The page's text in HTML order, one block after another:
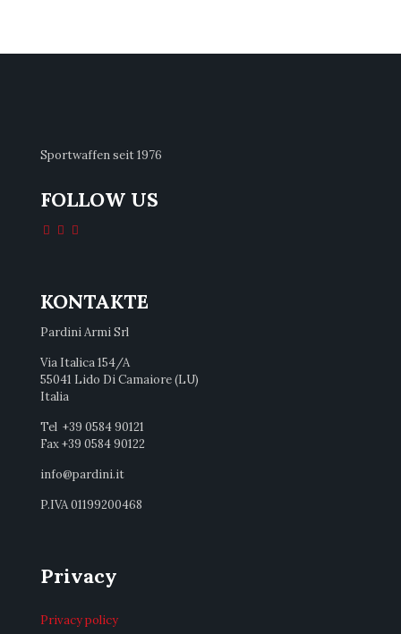
Sportwaffen seit 1976
FOLLOW US
KONTAKTE
Pardini Armi Srl
Via Italica 154/A
55041 Lido Di Camaiore (LU)
Italia
Tel +39 0584 90121
Fax +39 0584 90122
info@pardini.it
P.IVA 01199200468
Privacy
Privacy policy